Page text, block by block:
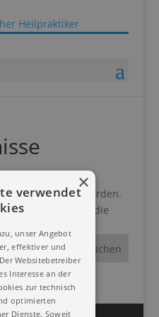
nicht gefunden werden.
verwenden Sie die
zu finden.
verwendet
unser Angebot
effektiver und
Websitebetreiber
Interesse an der
zur technisch
optimierten
Dienste. Soweit
×